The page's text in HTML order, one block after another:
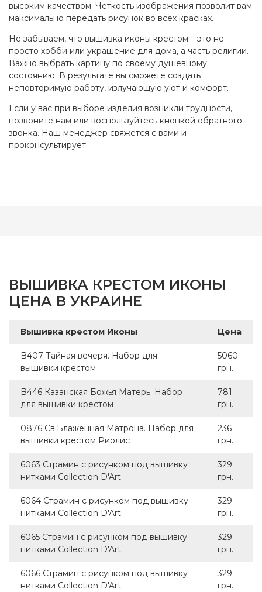
высоким качеством. Четкость изображения позволит вам
максимально передать рисунок во всех красках.
Не забываем, что вышивка иконы крестом – это не
просто хобби или украшение для дома, а часть религии.
Важно выбрать картину по своему душевному
состоянию. В результате вы сможете создать
неповторимую работу, излучающую уют и комфорт.
Если у вас при выборе изделия возникли трудности,
позвоните нам или воспользуйтесь кнопкой обратного
звонка. Наш менеджер свяжется с вами и
проконсультирует.
ВЫШИВКА КРЕСТОМ ИКОНЫ
ЦЕНА В УКРАИНЕ
Вышивка крестом Иконы Цена
B407 Тайная вечеря. Набор для
вышивки крестом
5060
грн.
B446 Казанская Божья Матерь. Набор
для вышивки крестом
781
грн.
0876 Св.Блаженная Матрона. Набор для
вышивки крестом Риолис
236
грн.
6063 Страмин с рисунком под вышивку
нитками Collection D'Art
329
грн.
6064 Страмин с рисунком под вышивку
нитками Collection D'Art
329
грн.
6065 Страмин с рисунком под вышивку
нитками Collection D'Art
329
грн.
6066 Страмин с рисунком под вышивку
нитками Collection D'Art
329
грн.